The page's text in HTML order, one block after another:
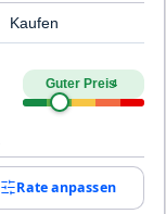
Kaufen
Guter Preis4
Rate anpassen